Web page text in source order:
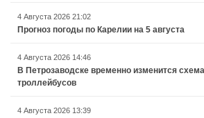
4 Августа 2026 21:02
Прогноз погоды по Карелии на 5 августа
4 Августа 2026 14:46
В Петрозаводске временно изменится
троллейбусов
4 Августа 2026 13:39